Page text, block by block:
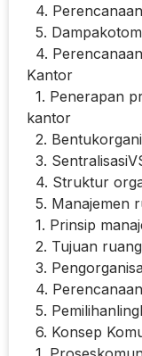
4.
5.
4.
Kantor
1. Penerapan
kantor
2.
3.
4. Struktur
5. Manajemen
1. Prinsip
2. Tujuan ruang
3.
4.
5.
6. Konsep